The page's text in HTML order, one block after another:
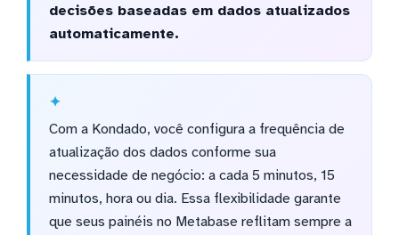
decisões baseadas em dados atualizados
automaticamente.
Com a Kondado, você configura a frequência de
atualização dos dados conforme sua
necessidade de negócio: a cada 5 minutos, 15
minutos, hora ou dia. Essa flexibilidade garante
que seus painéis no Metabase reflitam sempre a